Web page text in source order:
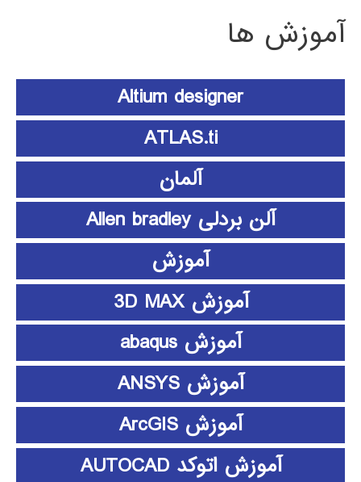
آموزش ها
Altium designer
ATLAS.ti
آلمان
آلن بردلی Allen bradley
آموزش
آموزش 3D MAX
آموزش abaqus
آموزش ANSYS
آموزش ArcGIS
آموزش اتوکد AUTOCAD